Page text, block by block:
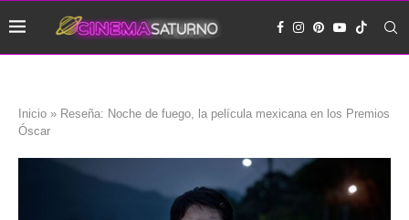
Inicio » Reseña: Noche de fuego, la película mexicana en los Premios
Óscar